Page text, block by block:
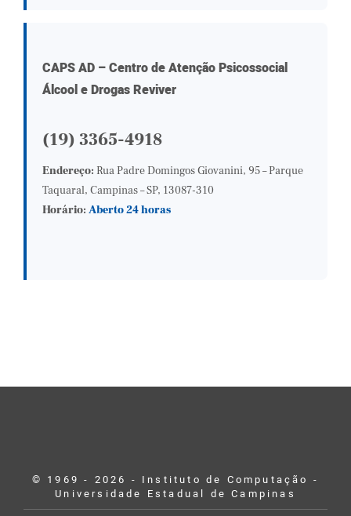
CAPS AD – Centro de Atenção Psicossocial
Álcool e Drogas Reviver
(19) 3365-4918
Endereço: Rua Padre Domingos Giovanini, 95 – Parque
Taquaral, Campinas – SP, 13087-310
Horário: Aberto 24 horas
© 1969 - 2026 - Instituto de Computação -
Universidade Estadual de Campinas